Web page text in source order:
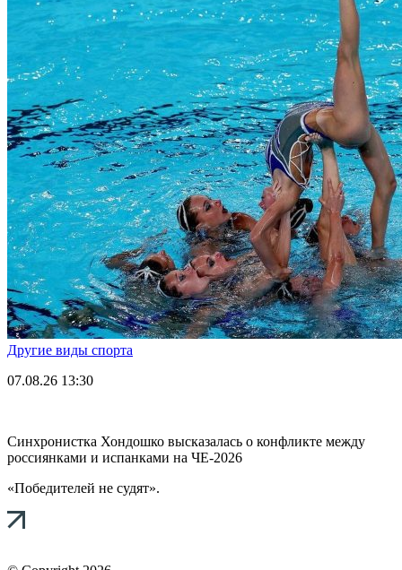
Другие виды спорта
07.08.26 13:30
Синхронистка Хондошко высказалась о конфликте между
россиянками и испанками на ЧЕ-2026
«Победителей не судят».